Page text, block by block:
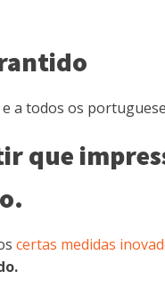
a todos os
que
certas medidas